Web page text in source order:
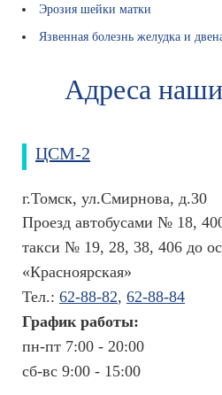
Эрозия шейки матки
Язвенная болезнь желудка и
Адреса
ЦСМ-2
г.Томск, ул.Смирнова, д.30
Проезд автобусами № 18,
такси № 19, 28, 38, 406 до
«Красноярская»
Тел.: 62-88-82, 62-88-84
График работы:
пн-пт 7:00 - 20:00
сб-вс 9:00 - 15:00